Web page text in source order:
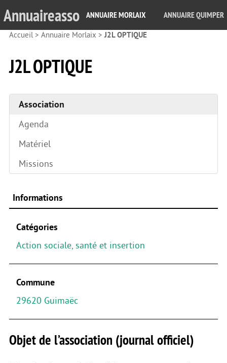
Annuaireasso ANNUAIRE MORLAIX ANNUAIRE QUIMPER
Accueil> Annuaire Morlaix >J2L OPTIQUE
J2L OPTIQUE
Association
Agenda
Matériel
Missions
Informations
Catégories
Action sociale, santé et insertion
Commune
29620 Guimaëc
Objet de l’association (journal officiel)